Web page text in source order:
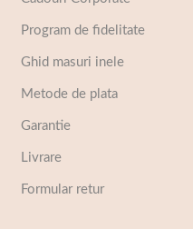
Program de fidelitate
Ghid masuri inele
Metode de plata
Garantie
Livrare
Formular retur